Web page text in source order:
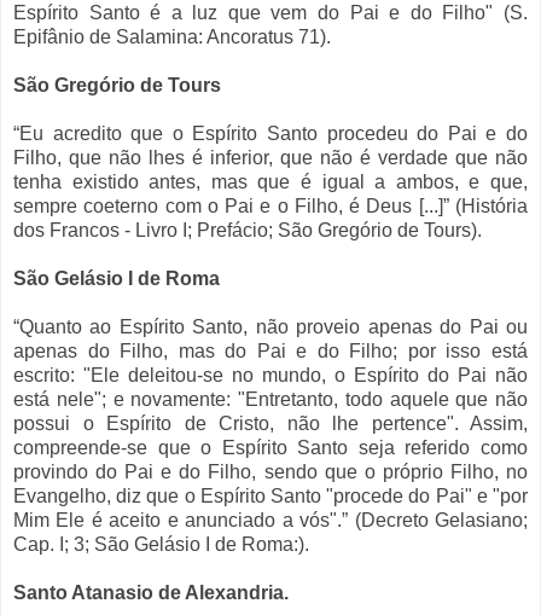
Espírito Santo é a luz que vem do Pai e do Filho" (S.
Epifânio de Salamina: Ancoratus 71).
São Gregório de Tours
“Eu acredito que o Espírito Santo procedeu do Pai e do
Filho, que não lhes é inferior, que não é verdade que não
tenha existido antes, mas que é igual a ambos, e que,
sempre coeterno com o Pai e o Filho, é Deus [...]” (História
dos Francos - Livro I; Prefácio; São Gregório de Tours).
São Gelásio I de Roma
“Quanto ao Espírito Santo, não proveio apenas do Pai ou
apenas do Filho, mas do Pai e do Filho; por isso está
escrito: "Ele deleitou-se no mundo, o Espírito do Pai não
está nele"; e novamente: "Entretanto, todo aquele que não
possui o Espírito de Cristo, não lhe pertence". Assim,
compreende-se que o Espírito Santo seja referido como
provindo do Pai e do Filho, sendo que o próprio Filho, no
Evangelho, diz que o Espírito Santo "procede do Pai" e "por
Mim Ele é aceito e anunciado a vós".” (Decreto Gelasiano;
Cap. I; 3; São Gelásio I de Roma:).
Santo Atanasio de Alexandria.